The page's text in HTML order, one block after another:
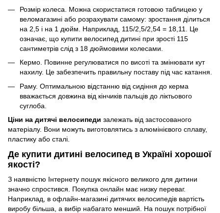
Розмір колеса. Можна скористатися готовою таблицею у
веломагазині або розрахувати самому: зростання ділиться
на 2,5 і на 1 дюйм. Наприклад, 115/2,5/2,54 = 18,11. Це
означає, що купити велосипед дитині при зрості 115
сантиметрів слід з 18 дюймовими колесами.
Кермо. Повинне регулюватися по висоті та змінювати кут
нахилу. Це забезпечить правильну поставу під час катання.
Раму. Оптимальною відстанню від сидіння до керма
вважається довжина від кінчиків пальців до ліктьового
суглоба.
Ціни на дитячі велосипеди залежать від застосованого
матеріалу. Вони можуть виготовлятись з алюмінієвого сплаву,
пластику або сталі.
Де купити дитині велосипед в Україні хорошої
якості?
З наявністю Інтернету пошук якісного великого для дитини
значно спростився. Покупка онлайн має низку переваг.
Наприклад, в офлайн-магазині дитячих велосипедів вартість
виробу більша, а вибір набагато менший. На пошук потрібної